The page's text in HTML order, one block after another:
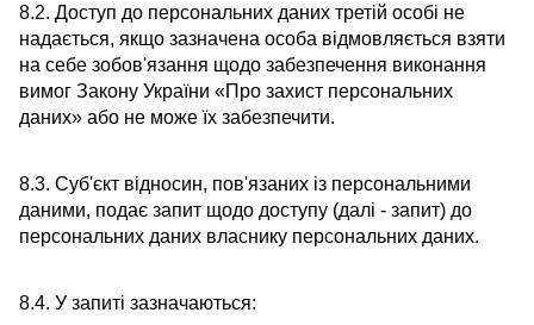
8.2. Доступ до персональних даних третій особі не
надається, якщо зазначена особа відмовляється взяти
на себе зобов'язання щодо забезпечення виконання
вимог Закону України «Про захист персональних
даних» або не може їх забезпечити.
8.3. Суб'єкт відносин, пов'язаних із персональними
даними, подає запит щодо доступу (далі - запит) до
персональних даних власнику персональних даних.
8.4. У запиті зазначаються: